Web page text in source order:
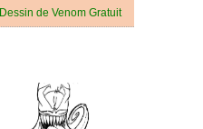
Dessin de Venom Gratuit